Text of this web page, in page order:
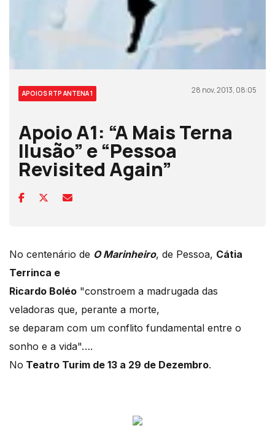
APOIOS RTP ANTENA 1 28 nov, 2013, 08:05
Apoio A1: “A Mais Terna
Ilusão” e “Pessoa
Revisited Again”
No centenário de O Marinheiro, de Pessoa, Cátia
Terrinca e
Ricardo Boléo "constroem a madrugada das
veladoras que, perante a morte,
se deparam com um conflito fundamental entre o
sonho e a vida"….
No Teatro Turim de 13 a 29 de Dezembro.